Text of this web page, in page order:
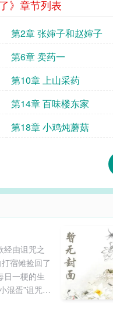
》章节列表
第2章 张婶子和赵婶子
第6章 卖药一
第10章 上山采药
第14章 百味楼东家
第18章 小鸡炖蘑菇
经由诅咒之
宿傩捡回了
日一梗的生
混蛋”诅咒之